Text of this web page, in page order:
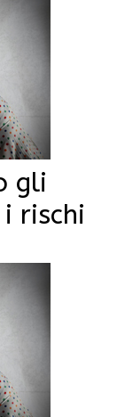
gli
rischi